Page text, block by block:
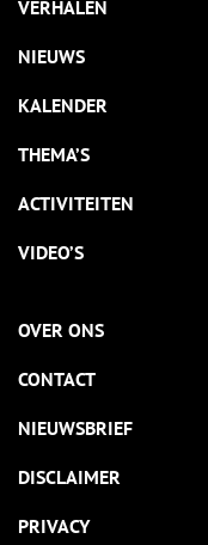
VERHALEN
NIEUWS
KALENDER
THEMA’S
ACTIVITEITEN
VIDEO’S
OVER ONS
CONTACT
NIEUWSBRIEF
DISCLAIMER
PRIVACY